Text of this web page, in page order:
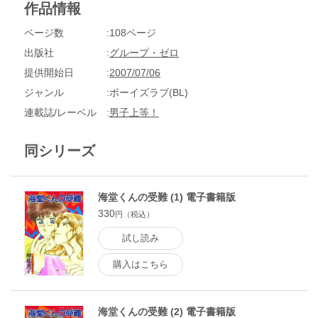
作品情報
ページ数
108ページ
出版社
グループ・ゼロ
提供開始日
2007/07/06
ジャンル
ボーイズラブ(BL)
連載誌/レーベル
男子上等！
同シリーズ
海堂くんの受難 (1) 電子書籍版
330円（税込）
試し読み
購入はこちら
海堂くんの受難 (2) 電子書籍版